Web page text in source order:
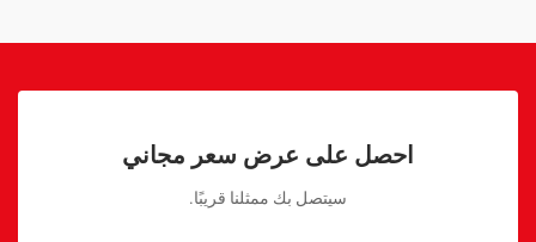
احصل على عرض سعر مجاني
سيتصل بك ممثلنا قريبًا.